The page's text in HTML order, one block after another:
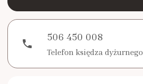
phone
506 450 008
Telefon księdza dyżurnego